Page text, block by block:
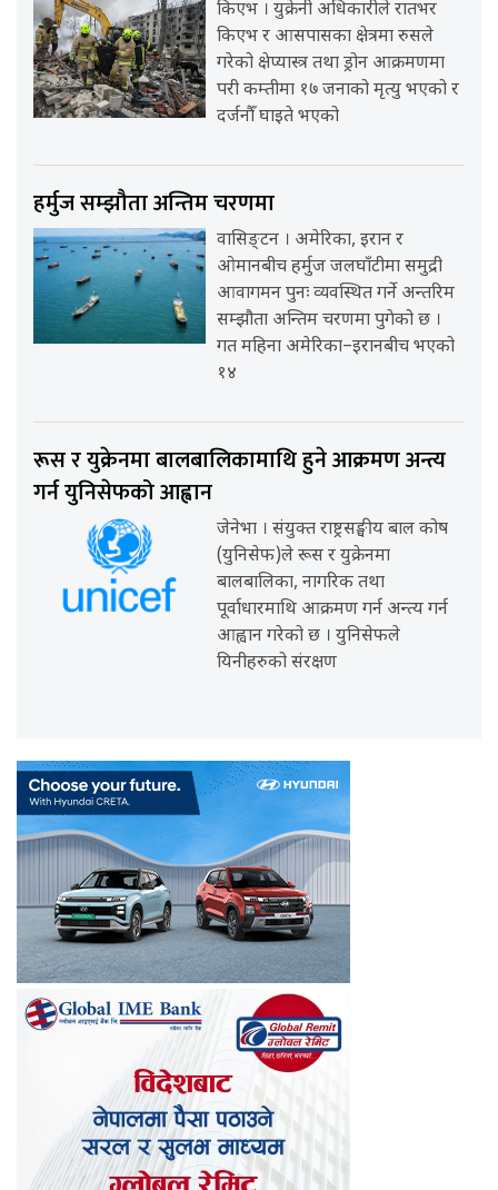
किएभ । युक्रेनी अधिकारीले रातभर
किएभ र आसपासका क्षेत्रमा रुसले
गरेको क्षेप्यास्त्र तथा ड्रोन आक्रमणमा
परी कम्तीमा १७ जनाको मृत्यु भएको र
दर्जनौँ घाइते भएको
हर्मुज सम्झौता अन्तिम चरणमा
वासिङ्टन । अमेरिका, इरान र
ओमानबीच हर्मुज जलघाँटीमा समुद्री
आवागमन पुनः व्यवस्थित गर्ने अन्तरिम
सम्झौता अन्तिम चरणमा पुगेको छ ।
गत महिना अमेरिका–इरानबीच भएको
१४
रूस र युक्रेनमा बालबालिकामाथि हुने आक्रमण अन्त्य
गर्न युनिसेफको आह्वान
जेनेभा । संयुक्त राष्ट्रसङ्घीय बाल कोष
(युनिसेफ)ले रूस र युक्रेनमा
बालबालिका, नागरिक तथा
पूर्वाधारमाथि आक्रमण गर्न अन्त्य गर्न
आह्वान गरेको छ । युनिसेफले
यिनीहरुको संरक्षण